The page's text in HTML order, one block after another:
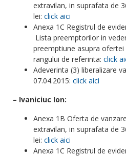
extravilan, in suprafata de
lei: click aici
Anexa 1C Registrul de
Lista preemptorilor in
preemptiune asupra ofertei
rangului de referinta: click
Adeverinta (3) liberalizare
07.04.2015: click aici
– Ivaniciuc Ion:
Anexa 1B Oferta de
extravilan, in suprafata de
lei: click aici
Anexa 1C Registrul de